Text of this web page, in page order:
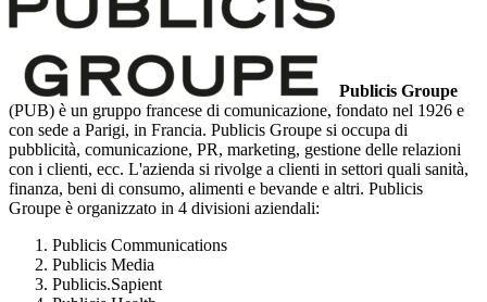
Publicis Groupe
(PUB) è un gruppo francese di comunicazione, fondato nel 1926 e
con sede a Parigi, in Francia. Publicis Groupe si occupa di
pubblicità, comunicazione, PR, marketing, gestione delle relazioni
con i clienti, ecc. L'azienda si rivolge a clienti in settori quali sanità,
finanza, beni di consumo, alimenti e bevande e altri. Publicis
Groupe è organizzato in 4 divisioni aziendali:
Publicis Communications
Publicis Media
Publicis.Sapient